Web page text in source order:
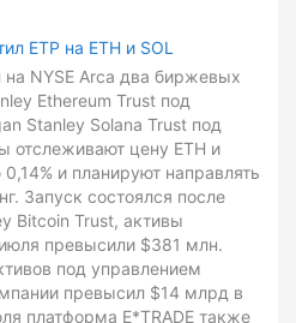
ETP на ETH и SOL
NYSE Arca два биржевых
Ethereum Trust под
Stanley Solana Trust под
отслеживают цену ETH и
и планируют направлять
Запуск состоялся после
Bitcoin Trust, активы
превысили $381 млн.
под управлением
превысил $14 млрд в
платформа E*TRADE также